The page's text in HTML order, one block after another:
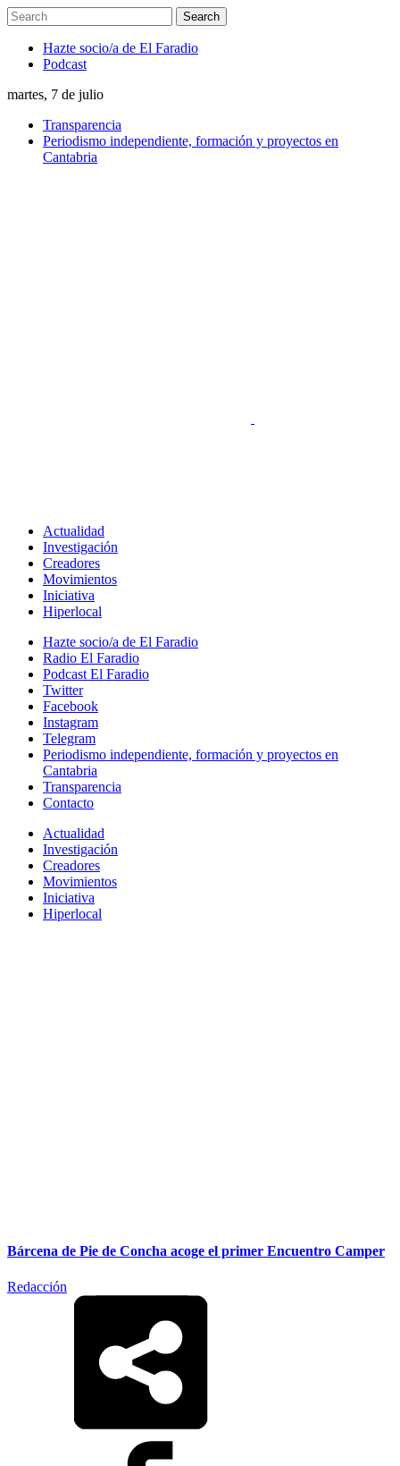
Hazte socio/a de El Faradio
Podcast
martes, 7 de julio
Transparencia
Periodismo independiente, formación y proyectos en
Cantabria
Actualidad
Investigación
Creadores
Movimientos
Iniciativa
Hiperlocal
Hazte socio/a de El Faradio
Radio El Faradio
Podcast El Faradio
Twitter
Facebook
Instagram
Telegram
Periodismo independiente, formación y proyectos en
Cantabria
Transparencia
Contacto
Actualidad
Investigación
Creadores
Movimientos
Iniciativa
Hiperlocal
Bárcena de Pie de Concha acoge el primer Encuentro Camper
Redacción